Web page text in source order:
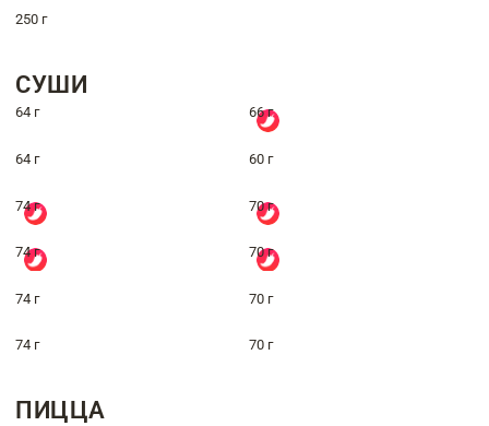
250 г
СУШИ
64 г 66 г
64 г 60 г
74 г 70 г
74 г 70 г
74 г 70 г
74 г 70 г
ПИЦЦА